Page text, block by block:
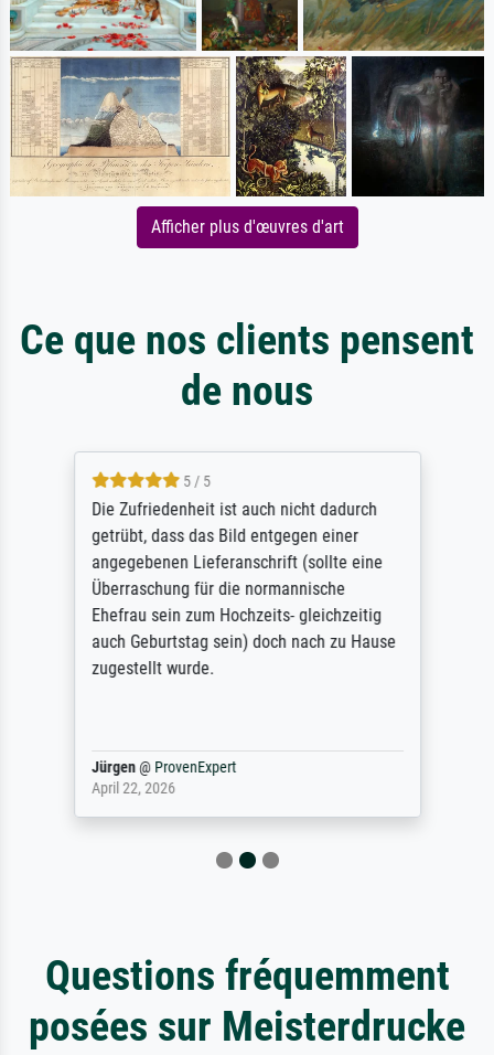
Afficher plus d'œuvres d'art
Ce que nos clients pensent
de nous
5 / 5
Die Zufriedenheit ist auch nicht dadurch
getrübt, dass das Bild entgegen einer
angegebenen Lieferanschrift (sollte eine
Überraschung für die normannische
Ehefrau sein zum Hochzeits- gleichzeitig
auch Geburtstag sein) doch nach zu Hause
zugestellt wurde.
Jürgen@ ProvenExpert
April 22, 2026
Questions fréquemment
posées sur Meisterdrucke